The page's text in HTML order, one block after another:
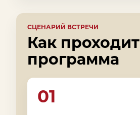
СЦЕНАРИЙ ВСТРЕЧИ
Как проходит
программа
01